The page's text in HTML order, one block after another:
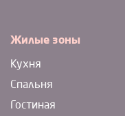
Жилые зоны
Кухня
Спальня
Гостиная